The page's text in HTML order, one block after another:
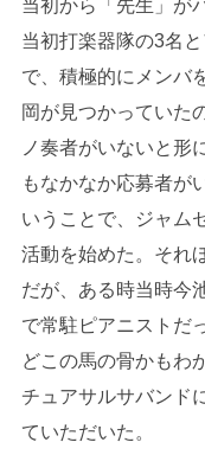
当初から「先生」が
当初打楽器隊の3名
で、積極的にメンバ
岡が見つかっていた
ノ奏者がいないと形
もなかなか応募者が
いうことで、ジャム
活動を始めた。それ
だが、ある時当時今
で常駐ピアニストだ
どこの馬の骨かもわ
チュアサルサバンド
ていただいた。